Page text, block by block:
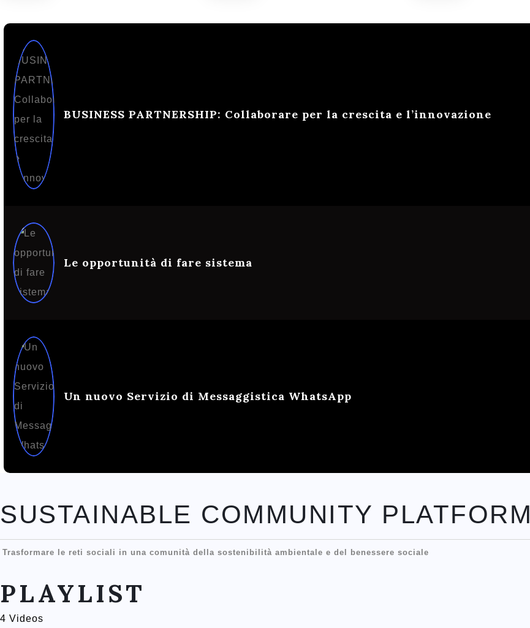
BUSINESS PARTNERSHIP: Collaborare per la crescita e l’innovazione
Le opportunità di fare sistema
Un nuovo Servizio di Messaggistica WhatsApp
SUSTAINABLE COMMUNITY PLATFORM
Trasformare le reti sociali in una comunità della sostenibilità ambientale e del benessere sociale
PLAYLIST
4 Videos